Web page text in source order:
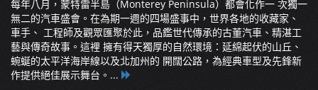
每年八月，蒙特雷半島（Monterey Peninsula）都會化作一 次獨一
無二的汽車盛會。在為期一週的四場盛事中，世界各地的收藏家、
車手、 工程師及觀眾匯聚於此，品鑑世代傳承的古董汽車、精湛工
藝與傳奇故事。這裡 擁有得天獨厚的自然環境：延綿起伏的山丘、
蜿蜒的太平洋海岸線以及北加州的 開闊公路，為經典車型及先鋒新
作提供絕佳展示舞台。...